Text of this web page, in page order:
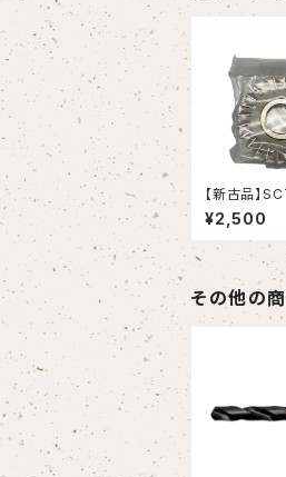
【新古品】
サイドカッタ
25.4(岡崎精
¥2,500
その他の